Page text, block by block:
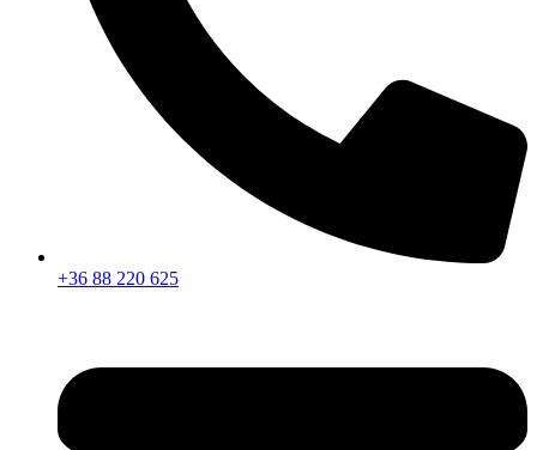
+36 88 220 625